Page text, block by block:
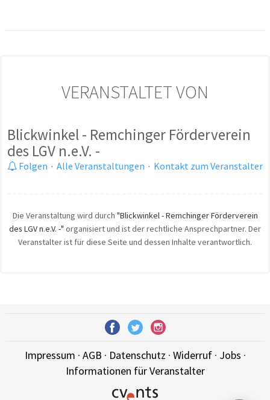
VERANSTALTET VON
Blickwinkel - Remchinger Förderverein
des LGV n.e.V. -
Folgen · Alle Veranstaltungen · Kontakt zum Veranstalter
Die Veranstaltung wird durch "Blickwinkel - Remchinger Förderverein
des LGV n.e.V. -" organisiert und ist der rechtliche Ansprechpartner. Der
Veranstalter ist für diese Seite und dessen Inhalte verantwortlich.
Impressum · AGB · Datenschutz · Widerruf· Jobs ·
Informationen für Veranstalter